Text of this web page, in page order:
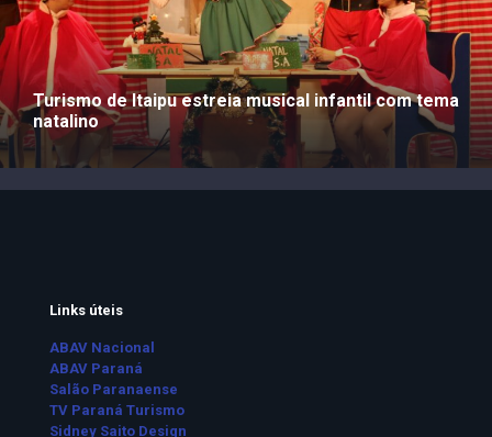
Turismo de Itaipu estreia musical infantil com tema
natalino
Links úteis
ABAV Nacional
ABAV Paraná
Salão Paranaense
TV Paraná Turismo
Sidney Saito Design